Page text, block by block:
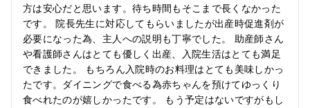
方は安心だと思います。待ち時間もそこまで長くなかった
です。 院長先生に対応してもらいましたが出産時促進剤が
必要になった為、主人への説明も丁寧でした。 助産師さん
や看護師さんはとても優しく出産、入院生活はとても満足
できました。 もちろん入院時のお料理はとても美味しかっ
たです。ダイニングで食べる為赤ちゃんを預けてゆっくり
食べれたのが嬉しかったです。 もう予定はないですがもし